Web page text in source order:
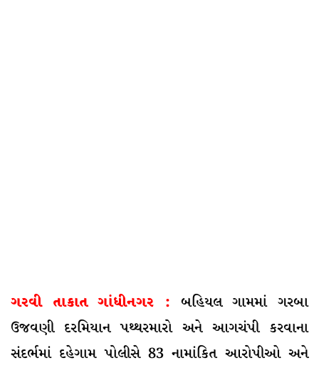
ગરવી તાકાત ગાંધીનગર : બહિયલ ગામમાં ગરબા
ઉજવણી દરમિયાન પથ્થરમારો અને આગચંપી કરવાના
સંદર્ભમાં દહેગામ પોલીસે 83 નામાંકિત આરોપીઓ અને